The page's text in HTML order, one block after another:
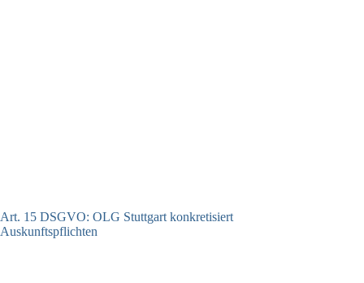
Art. 15 DSGVO: OLG Stuttgart konkretisiert
Auskunftspflichten